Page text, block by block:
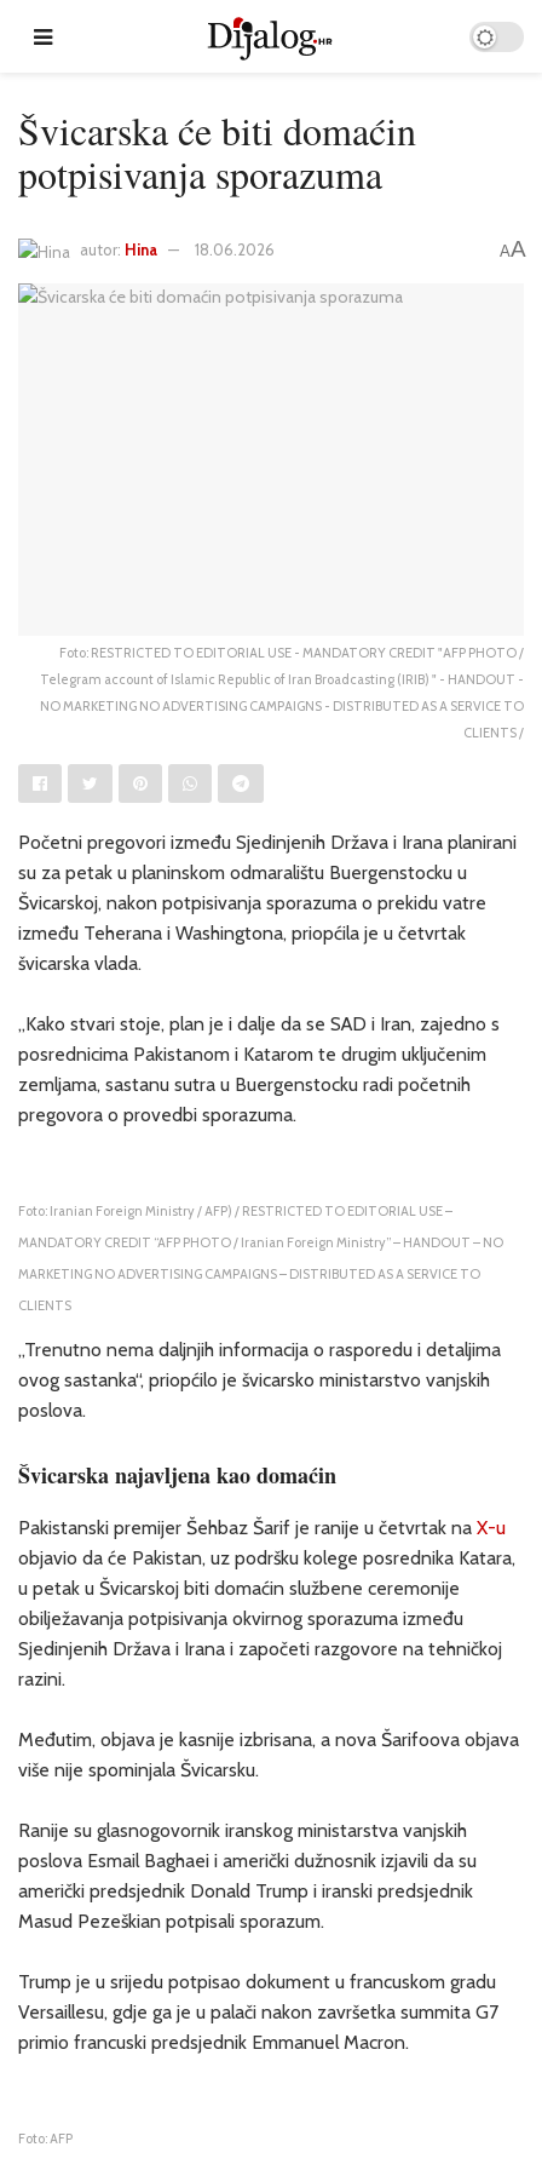
Švicarska će biti domaćin
potpisivanja sporazuma
autor: Hina 18.06.2026 AA
Foto: RESTRICTED TO EDITORIAL USE - MANDATORY CREDIT "AFP PHOTO /
Telegram account of Islamic Republic of Iran Broadcasting (IRIB) " - HANDOUT -
NO MARKETING NO ADVERTISING CAMPAIGNS - DISTRIBUTED AS A SERVICE TO
CLIENTS /
Početni pregovori između Sjedinjenih Država i Irana planirani
su za petak u planinskom odmaralištu Buergenstocku u
Švicarskoj, nakon potpisivanja sporazuma o prekidu vatre
između Teherana i Washingtona, priopćila je u četvrtak
švicarska vlada.
„Kako stvari stoje, plan je i dalje da se SAD i Iran, zajedno s
posrednicima Pakistanom i Katarom te drugim uključenim
zemljama, sastanu sutra u Buergenstocku radi početnih
pregovora o provedbi sporazuma.
Foto: Iranian Foreign Ministry / AFP) / RESTRICTED TO EDITORIAL USE –
MANDATORY CREDIT “AFP PHOTO / Iranian Foreign Ministry” – HANDOUT – NO
MARKETING NO ADVERTISING CAMPAIGNS – DISTRIBUTED AS A SERVICE TO
CLIENTS
„Trenutno nema daljnjih informacija o rasporedu i detaljima
ovog sastanka“, priopćilo je švicarsko ministarstvo vanjskih
poslova.
Švicarska najavljena kao domaćin
Pakistanski premijer Šehbaz Šarif je ranije u četvrtak na X-u
objavio da će Pakistan, uz podršku kolege posrednika Katara,
u petak u Švicarskoj biti domaćin službene ceremonije
obilježavanja potpisivanja okvirnog sporazuma između
Sjedinjenih Država i Irana i započeti razgovore na tehničkoj
razini.
Međutim, objava je kasnije izbrisana, a nova Šarifoova objava
više nije spominjala Švicarsku.
Ranije su glasnogovornik iranskog ministarstva vanjskih
poslova Esmail Baghaei i američki dužnosnik izjavili da su
američki predsjednik Donald Trump i iranski predsjednik
Masud Pezeškian potpisali sporazum.
Trump je u srijedu potpisao dokument u francuskom gradu
Versaillesu, gdje ga je u palači nakon završetka summita G7
primio francuski predsjednik Emmanuel Macron.
Foto: AFP